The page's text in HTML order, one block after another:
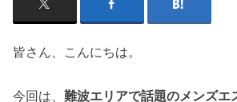
皆さん、こんにちは。
今回は、難波エリアで話題のメンズエ